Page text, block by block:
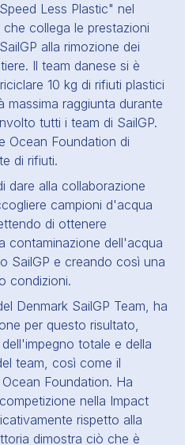
Less Plastic" nel
collega le prestazioni
alla rimozione dei
Il team danese si è
10 kg di rifiuti plastici
raggiunta durante
tutti i team di SailGP.
Ocean Foundation di
di rifiuti.
dare alla collaborazione
campioni d'acqua
di ottenere
contaminazione dell'acqua
SailGP e creando così una
condizioni.
Denmark SailGP Team, ha
per questo risultato,
totale e della
team, così come il
Foundation. Ha
nella Impact
rispetto alla
dimostra ciò che è